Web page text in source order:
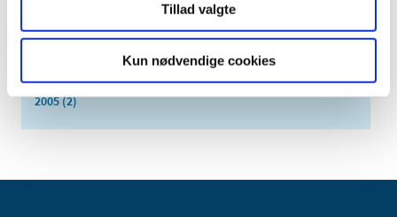
Tillad valgte
Kun nødvendige cookies
2008 (8)
2005 (2)